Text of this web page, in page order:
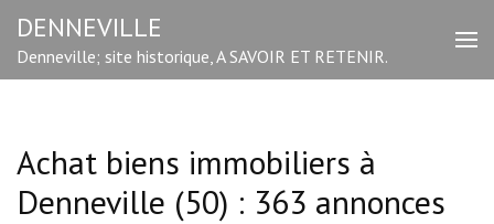
contenu
(Pressez
DENNEVILLE
Denneville; site historique, A SAVOIR ET RETENIR.
Achat biens immobiliers à
Denneville (50) : 363 annonces